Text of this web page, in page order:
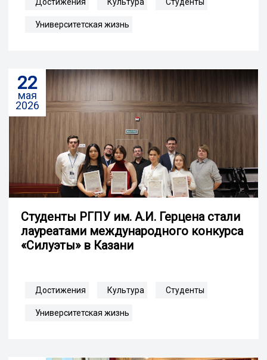
Достижения Культура Студенты
Университетская жизнь
22
мая
2026
Студенты РГПУ им. А.И. Герцена стали
лауреатами международного конкурса
«Силуэты» в Казани
Достижения Культура Студенты
Университетская жизнь